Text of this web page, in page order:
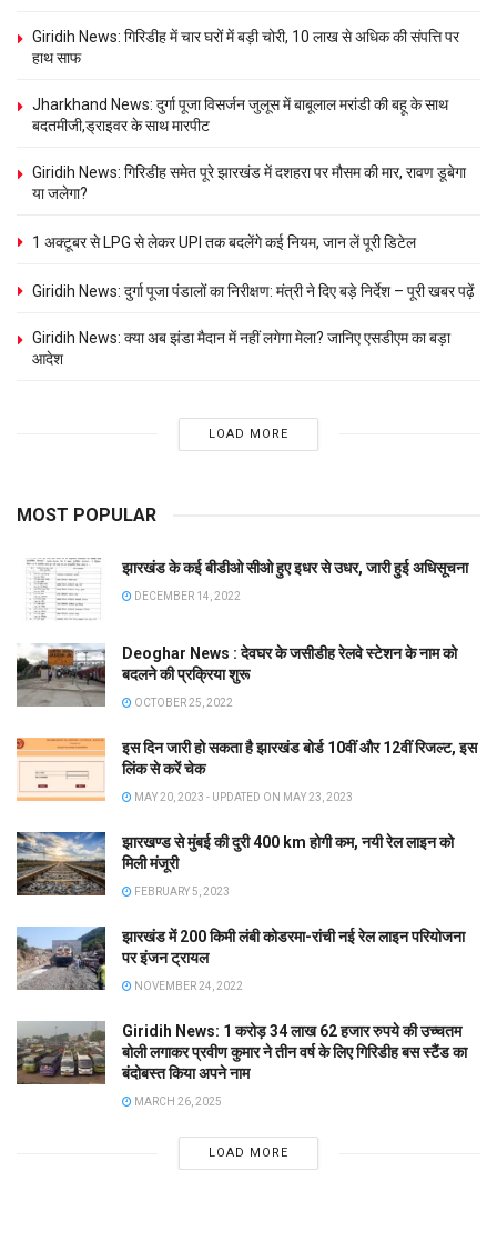
Giridih News: गिरिडीह में चार घरों में बड़ी चोरी, 10 लाख से अधिक की संपत्ति पर
हाथ साफ
Jharkhand News: दुर्गा पूजा विसर्जन जुलूस में बाबूलाल मरांडी की बहू के साथ
बदतमीजी,ड्राइवर के साथ मारपीट
Giridih News: गिरिडीह समेत पूरे झारखंड में दशहरा पर मौसम की मार, रावण डूबेगा
या जलेगा?
1 अक्टूबर से LPG से लेकर UPI तक बदलेंगे कई नियम, जान लें पूरी डिटेल
Giridih News: दुर्गा पूजा पंडालों का निरीक्षण: मंत्री ने दिए बड़े निर्देश – पूरी खबर पढ़ें
Giridih News: क्या अब झंडा मैदान में नहीं लगेगा मेला? जानिए एसडीएम का बड़ा
आदेश
LOAD MORE
MOST POPULAR
झारखंड के कई बीडीओ सीओ हुए इधर से उधर, जारी हुई अधिसूचना
DECEMBER 14, 2022
Deoghar News : देवघर के जसीडीह रेलवे स्टेशन के नाम को
बदलने की प्रक्रिया शुरू
OCTOBER 25, 2022
इस दिन जारी हो सकता है झारखंड बोर्ड 10वीं और 12वीं रिजल्ट, इस
लिंक से करें चेक
MAY 20, 2023 - UPDATED ON MAY 23, 2023
झारखण्ड से मुंबई की दुरी 400 km होगी कम, नयी रेल लाइन को
मिली मंजूरी
FEBRUARY 5, 2023
झारखंड में 200 किमी लंबी कोडरमा-रांची नई रेल लाइन परियोजना
पर इंजन ट्रायल
NOVEMBER 24, 2022
Giridih News: 1 करोड़ 34 लाख 62 हजार रुपये की उच्चतम
बोली लगाकर प्रवीण कुमार ने तीन वर्ष के लिए गिरिडीह बस स्टैंड का
बंदोबस्त किया अपने नाम
MARCH 26, 2025
LOAD MORE